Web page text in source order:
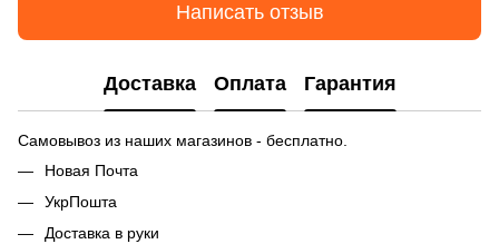
Написать отзыв
Доставка Оплата Гарантия
Самовывоз из наших магазинов - бесплатно.
Новая Почта
УкрПошта
Доставка в руки